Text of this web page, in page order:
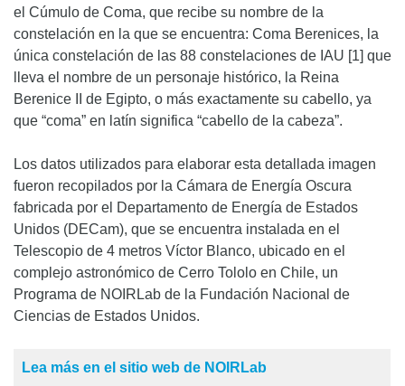
el Cúmulo de Coma, que recibe su nombre de la
constelación en la que se encuentra: Coma Berenices, la
única constelación de las 88 constelaciones de IAU [1] que
lleva el nombre de un personaje histórico, la Reina
Berenice II de Egipto, o más exactamente su cabello, ya
que “coma” en latín significa “cabello de la cabeza”.
Los datos utilizados para elaborar esta detallada imagen
fueron recopilados por la Cámara de Energía Oscura
fabricada por el Departamento de Energía de Estados
Unidos (DECam), que se encuentra instalada en el
Telescopio de 4 metros Víctor Blanco, ubicado en el
complejo astronómico de Cerro Tololo en Chile, un
Programa de NOIRLab de la Fundación Nacional de
Ciencias de Estados Unidos.
Lea más en el sitio web de NOIRLab